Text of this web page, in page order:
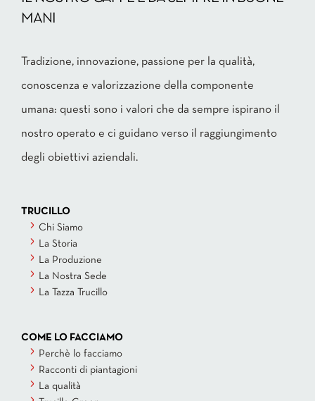
MANI
Tradizione, innovazione, passione per la qualità,
conoscenza e valorizzazione della componente
umana: questi sono i valori che da sempre ispirano il
nostro operato e ci guidano verso il raggiungimento
degli obiettivi aziendali.
TRUCILLO
Chi Siamo
La Storia
La Produzione
La Nostra Sede
La Tazza Trucillo
COME LO FACCIAMO
Perchè lo facciamo
Racconti di piantagioni
La qualità